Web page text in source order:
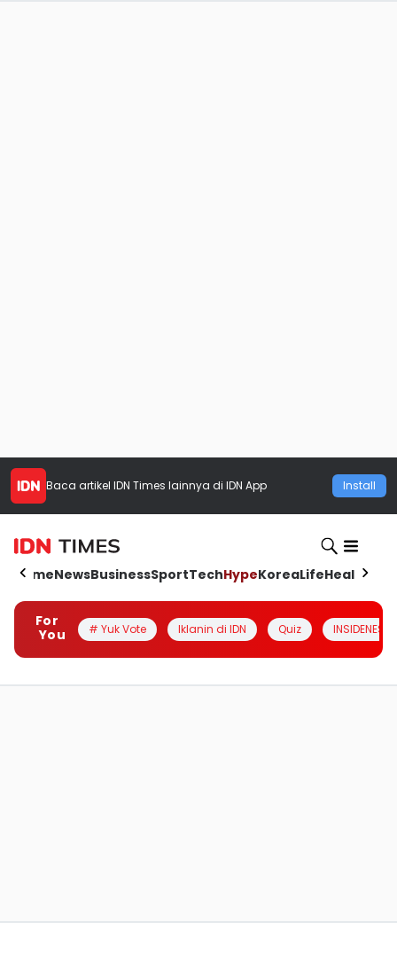
Baca artikel IDN Times lainnya di IDN App Install
HomeNewsBusinessSportTechHypeKoreaLifeHealth
For
You
# Yuk Vote Iklanin di IDN Quiz INSIDENESIA